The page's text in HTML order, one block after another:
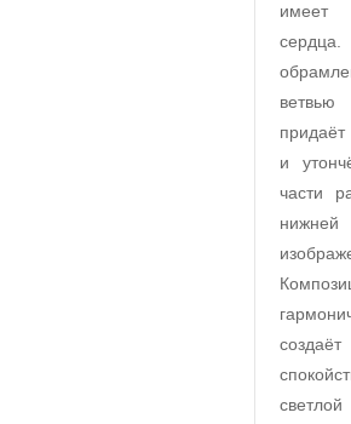
и
части